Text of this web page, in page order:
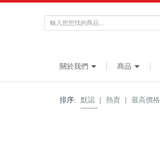
關於我們 商品
排序: 默認 | 熱賣 | 最高價格